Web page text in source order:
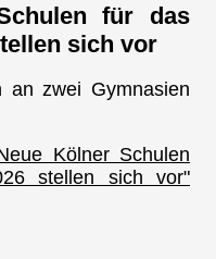
für das
sich vor
an zwei Gymnasien
Kölner Schulen
stellen sich vor"